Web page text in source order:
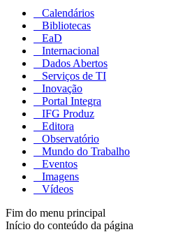
Calendários
Bibliotecas
EaD
Internacional
Dados Abertos
Serviços de TI
Inovação
Portal Integra
IFG Produz
Editora
Observatório
Mundo do Trabalho
Eventos
Imagens
Vídeos
Fim do menu principal
Início do conteúdo da página